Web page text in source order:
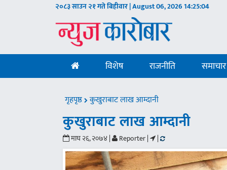
२०८३ साउन २१ गते बिहीवार | August 06, 202614:25:05
विशेष राजनीति समाचार
गृहपृष्ठ कुखुराबाट लाख आम्दानी
कुखुराबाट लाख आम्दानी
माघ २६, २०७४ | Reporter | |